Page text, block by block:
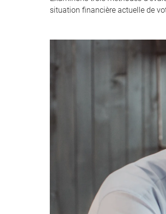
situation financière actuelle de